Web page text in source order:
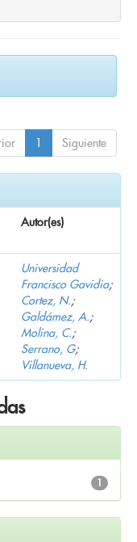
1 Siguiente
Autor(es)
Universidad
Francisco Gavidia;
Cortez, N.;
Galdámez, A.;
Molina, C.;
Serrano, G;
Villanueva, H.
1